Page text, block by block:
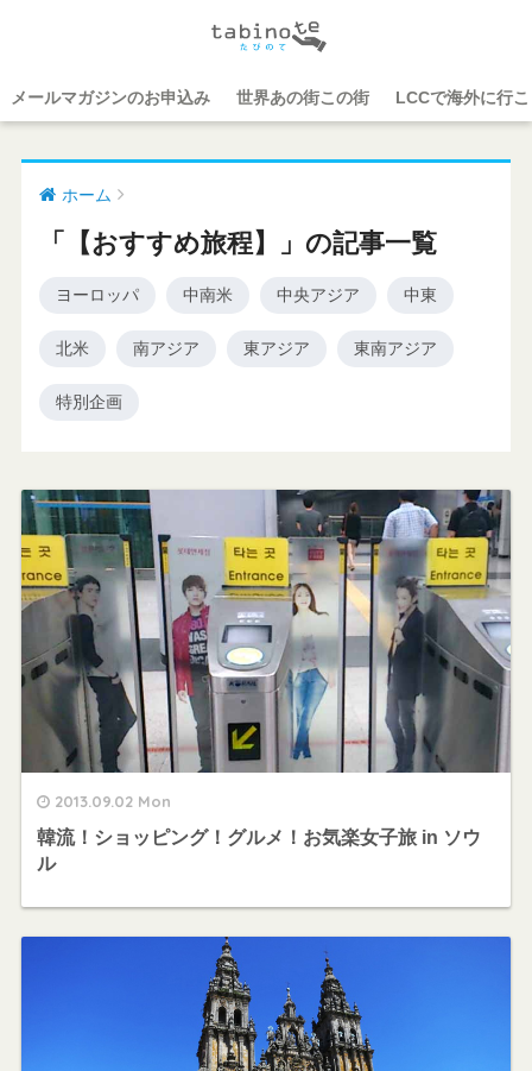
メールマガジンのお申込み 世界あの街この街 LCCで海外に行
ホーム
「【おすすめ旅程】」の記事一覧
ヨーロッパ 中南米 中央アジア 中東
北米 南アジア 東アジア 東南アジア
特別企画
2013.09.02 Mon
韓流！ショッピング！グルメ！お気楽女子旅 in ソウ
ル